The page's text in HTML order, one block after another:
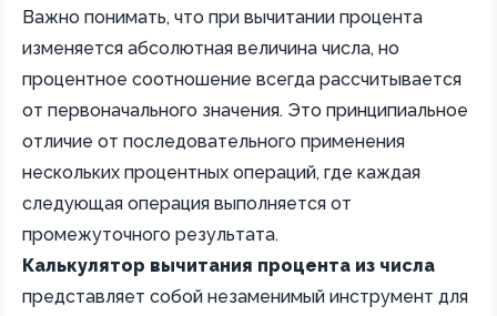
Важно понимать, что при вычитании процента
изменяется абсолютная величина числа, но
процентное соотношение всегда рассчитывается
от первоначального значения. Это принципиальное
отличие от последовательного применения
нескольких процентных операций, где каждая
следующая операция выполняется от
промежуточного результата.
Калькулятор вычитания процента из числа
представляет собой незаменимый инструмент для